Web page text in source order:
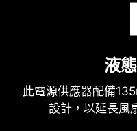
液
此電源供應器配備
設計，以延長風
銅
時提供更
Copper
為確保整個系統安全
機制，讓
OCP